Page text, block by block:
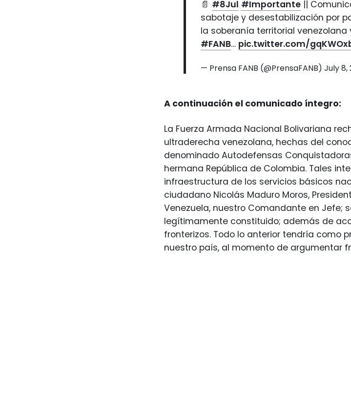
📄 #8Jul #Importante ||
sabotaje y desestabilización por
la soberanía territorial
#FANB… pic.twitter.com/
— Prensa FANB (@PrensaFANB) July 8,
A continuación el comunicado íntegro:
La Fuerza Armada Nacional Bolivariana
ultraderecha venezolana, hechas del
denominado Autodefensas
hermana República de Colombia. Tales
infraestructura de los servicios básicos
ciudadano Nicolás Maduro Moros,
Venezuela, nuestro Comandante en
legítimamente constituido; además de
fronterizos. Todo lo anterior tendría como
nuestro país, al momento de argumentar